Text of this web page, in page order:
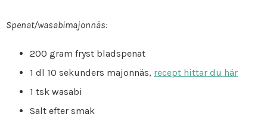
Spenat/wasabimajonnäs:
200 gram fryst bladspenat
1 dl 10 sekunders majonnäs, recept hittar du här
1 tsk wasabi
Salt efter smak